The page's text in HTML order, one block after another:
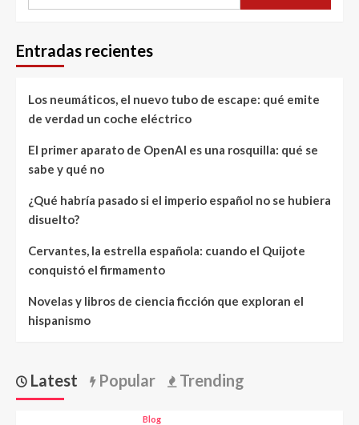
Entradas recientes
Los neumáticos, el nuevo tubo de escape: qué emite
de verdad un coche eléctrico
El primer aparato de OpenAI es una rosquilla: qué se
sabe y qué no
¿Qué habría pasado si el imperio español no se hubiera
disuelto?
Cervantes, la estrella española: cuando el Quijote
conquistó el firmamento
Novelas y libros de ciencia ficción que exploran el
hispanismo
Latest Popular Trending
Blog